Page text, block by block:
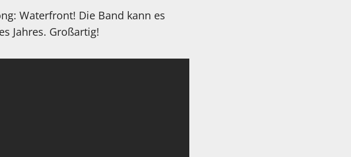
Waterfront! Die Band kann es
Jahres. Großartig!